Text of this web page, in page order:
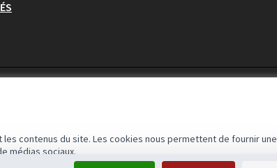
contenus du site. Les cookies nous permettent de fournir une
médias sociaux.